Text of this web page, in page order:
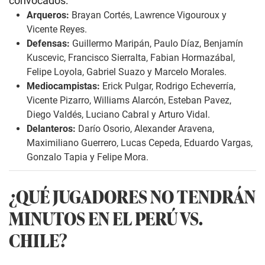
Arqueros: Brayan Cortés, Lawrence Vigouroux y
Vicente Reyes.
Defensas: Guillermo Maripán, Paulo Díaz, Benjamín
Kuscevic, Francisco Sierralta, Fabian Hormazábal,
Felipe Loyola, Gabriel Suazo y Marcelo Morales.
Mediocampistas: Erick Pulgar, Rodrigo Echeverría,
Vicente Pizarro, Williams Alarcón, Esteban Pavez,
Diego Valdés, Luciano Cabral y Arturo Vidal.
Delanteros: Darío Osorio, Alexander Aravena,
Maximiliano Guerrero, Lucas Cepeda, Eduardo Vargas,
Gonzalo Tapia y Felipe Mora.
¿QUÉ JUGADORES NO TENDRÁN
MINUTOS EN EL PERÚ VS.
CHILE?